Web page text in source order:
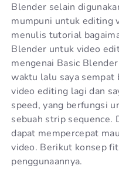
Blender selain
mumpuni untuk editing
menulis tutorial
Blender untuk video
mengenai Basic
waktu lalu saya sempat
video editing lagi dan
speed, yang berfungsi
sebuah strip
dapat mempercepat
video. Berikut konsep
penggunaannya.